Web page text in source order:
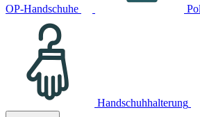
OP-Handschuhe
Handschuhhalterung